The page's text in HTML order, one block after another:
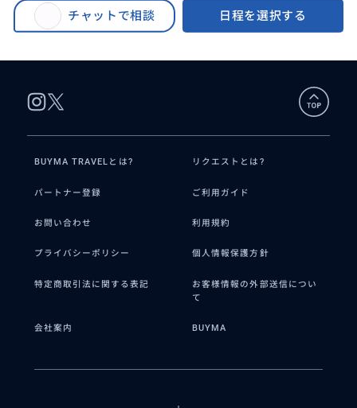
能しませんか？プライベートガイ
ドがあなたの旅をコーディネート
チャットで相談 日程を選択する
オリジナルプライベートツアーin LA 6時間コース 〜自分だけのスペシャルツ
アーでLAを気ままに堪能しませんか？プライベートガイドがあなたの旅をコ
ーディネートします！〜
BUYMA TRAVELとは? リクエストとは?
パートナー登録 ご利用ガイド
お問い合わせ 利用規約
プライバシーポリシー 個人情報保護方針
特定商取引法に関する表記
お客様情報の外部送信につい
て
会社案内 BUYMA